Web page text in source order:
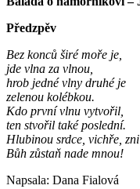
Předzpěv
Bez konců širé moře je,
jde vlna za vlnou,
hrob jedné vlny druhé je
zelenou kolébkou.
Kdo první vlnu vytvořil,
ten stvořil také poslední.
Hlubinou srdce, vichře,
Bůh zůstaň nade mnou!
Napsala: Dana